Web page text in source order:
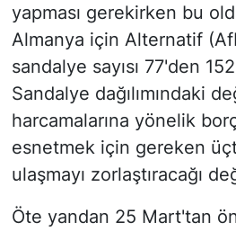
yapması gerekirken bu
Almanya için Alternatif
sandalye sayısı 77'den
Sandalye dağılımındaki
harcamalarına yönelik
esnetmek için gereken
ulaşmayı zorlaştıracağı
Öte yandan 25 Mart'tan